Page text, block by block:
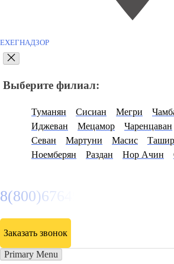
ЕХЕГНАДЗОР
Выберите филиал:
Туманян Сисиан Мегри
Иджеван
Мецамор Чаренцаван
Севан
Мартуни Масис Ташир
Ноемберян
Раздан Нор Ачин
8(800)6764935
Заказать звонок
Primary Menu